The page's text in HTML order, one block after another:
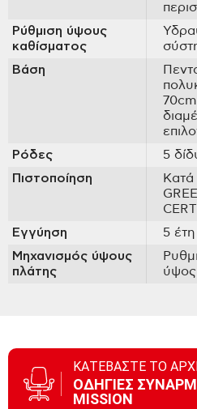
Ρύθμιση ύψους
καθίσματος
Βάση
Ρόδες
5
Πιστοποίηση
Εγγύηση
5 έτη
Μηχανισμός ύψους
πλάτης
ύψος
ΚΑΤΕΒΑΣΤΕ ΤΟ
ΟΔΗΓΙΕΣ
MISSION